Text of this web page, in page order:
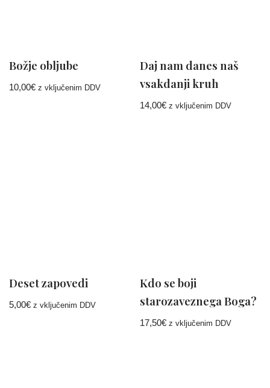
Božje obljube
10,00€ z vključenim DDV
Daj nam danes naš
vsakdanji kruh
14,00€ z vključenim DDV
Deset zapovedi
5,00€ z vključenim DDV
Kdo se boji
starozaveznega Boga?
17,50€ z vključenim DDV